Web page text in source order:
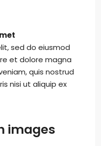
sed do eiusmod
et dolore magna
quis nostrud
nisi ut aliquip ex
images